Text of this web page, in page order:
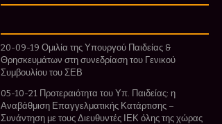
20-09-19 Ομιλία της Υπουργού Παιδείας &
Θρησκευμάτων στη συνεδρίαση του Γενικού
Συμβουλίου του ΣΕΒ
05-10-21 Προτεραιότητα του Υπ. Παιδείας: η
Αναβάθμιση Επαγγελματικής Κατάρτισης –
Συνάντηση με τους Διευθυντές ΙΕΚ όλης της χώρας